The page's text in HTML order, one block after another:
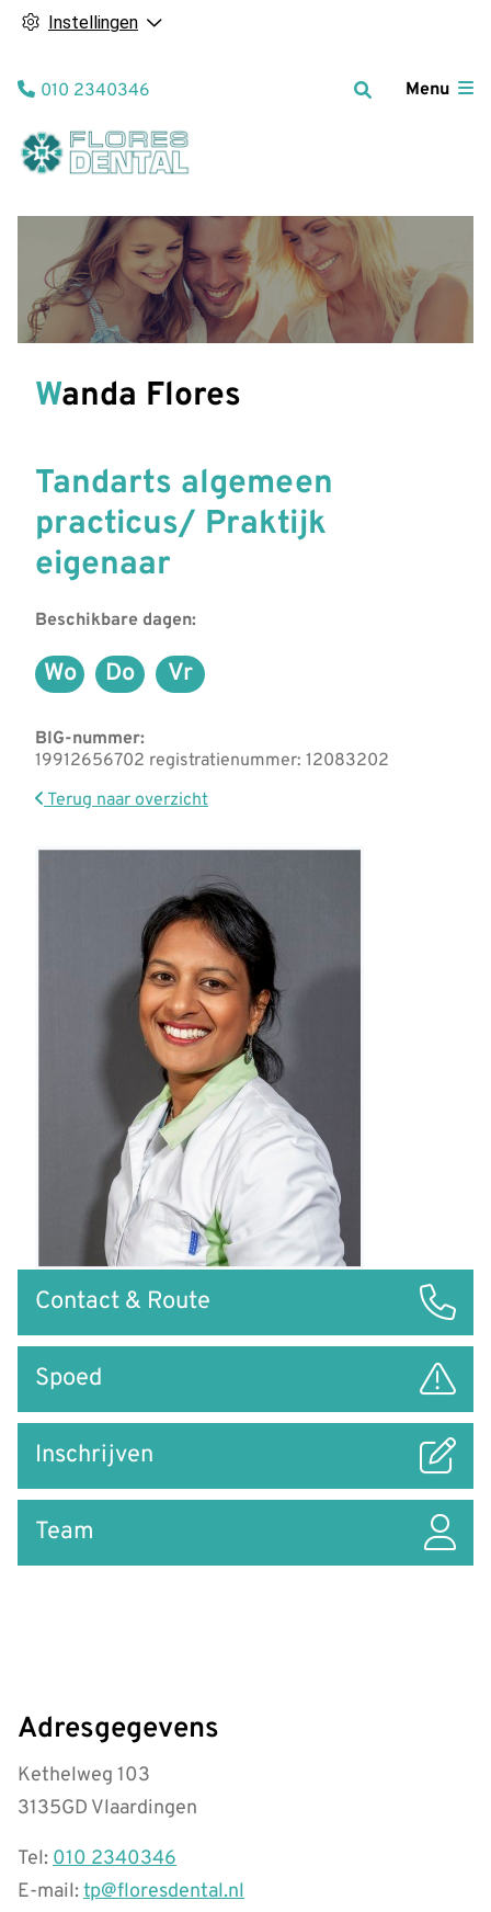
Instellingen
Menu
Tel:
010 2340346
Wanda Flores
Tandarts algemeen
practicus/ Praktijk
eigenaar
Beschikbare dagen:
Woensdag
Wo Donderdag
Do Vrijdag
Vr
BIG-nummer:
19912656702 registratienummer: 12083202
Terug naar overzicht
naar
Contact & Route
Spoed
Inschrijven
Team
Adresgegevens
Kethelweg 103
3135GD Vlaardingen
Tel:010 2340346
E-mail:tp@floresdental.nl